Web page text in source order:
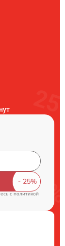
cполитикой